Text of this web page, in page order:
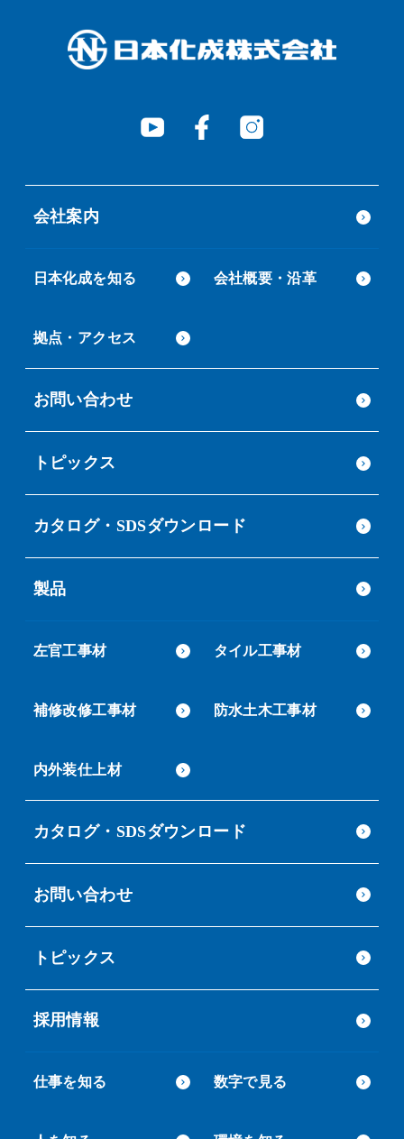
会社案内
日本化成を知る 会社概要・沿革
拠点・アクセス
お問い合わせ
トピックス
カタログ・SDSダウンロード
製品
左官工事材 タイル工事材
補修改修工事材 防水土木工事材
内外装仕上材
カタログ・SDSダウンロード
お問い合わせ
トピックス
採用情報
仕事を知る 数字で見る